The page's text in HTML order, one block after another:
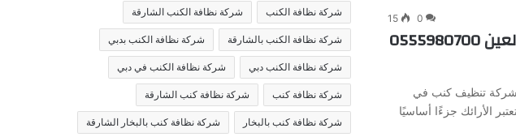
0
15
شركة تنظيف كنب في العين 0555980700
تنظيف كنب في
– خصم30% تعتبر الأرائك جزءًا أساسيًا
شركة نظافة الكنب شركة نظافة الكنب الشارقة
شركة نظافة الكنب بالشارقة شركة نظافة الكنب بدبي
شركة نظافة الكنب دبي شركة نظافة الكنب في دبي
شركة نظافة كنب شركة نظافة كنب الشارقة
شركة نظافة كنب بالبخار شركة نظافة كنب بالبخار الشارقة